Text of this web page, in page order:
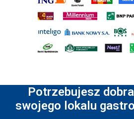
Potrzebujesz
swojego lokalu